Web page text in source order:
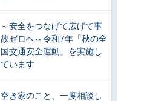
～安全をつなげて広げて事
故ゼロへ～令和7年「秋の全
国交通安全運動」を実施し
ています
空き家のこと、一度相談し